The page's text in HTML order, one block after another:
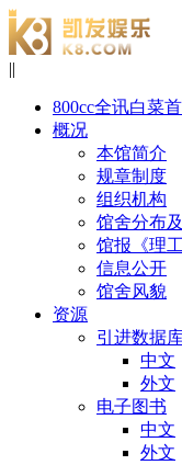
||
800cc全讯白菜
概况
本馆简介
规章制度
组织机构
馆舍分布
馆报《理
信息公开
馆舍风貌
资源
引进数据
中文
外文
电子图书
中文
外文